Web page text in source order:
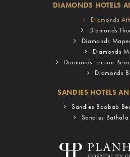
DIAMONDS HOTELS
Diamonds
Diamonds
Diamonds
Diamonds
Diamonds Leisure
Diamonds
SANDIES HOTELS
Sandies Baobab
Sandies